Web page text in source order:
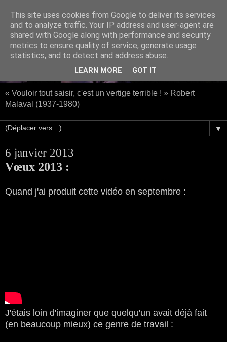
« Vouloir tout saisir, c'est un vertige terrible ! » Robert
Malaval (1937-1980)
▼
6 janvier 2013
Vœux 2013 :
Quand j'ai produit cette vidéo en septembre :
J'étais loin d'imaginer que quelqu'un avait déjà fait
(en beaucoup mieux) ce genre de travail :
This site uses cookies from Google to deliver its services
and to analyze traffic. Your IP address and user-agent are
shared with Google along with performance and security
metrics to ensure quality of service, generate usage
statistics, and to detect and address abuse.
LEARN MORE GOT IT